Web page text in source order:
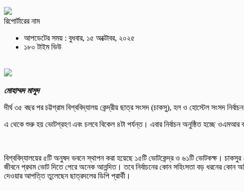
রিপোর্টারের নাম
আপডেটের সময় : বুধবার, ১৫ অক্টোবর, ২০২৫
১৮০ টাইম ভিউ
মোহাম্মদ মাসুদ
দীর্ঘ ৩৫ বছর পর চট্টগ্রাম বিশ্ববিদ্যালয় কেন্দ্রীয় ছাত্র সংসদ (চাকসু), হল ও হোস্টেল সংসদ
এ থেকে শুরু হয় ভোটগ্রহণ এবং চলবে বিকেল ৪টা পর্যন্ত। এবার নির্বাচন অনুষ্ঠিত হচ্ছে ওএমআর
বিশ্ববিদ্যালয়ের ৫টি অনুষদ ভবনে স্থাপন করা হয়েছে ১৫টি ভোটকেন্দ্র ও ৬১টি ভোটকক্ষ।
জীবনে প্রথম ভোট দিতে পেরে অনেক আনন্দিত। তবে নির্বাচনের কোন সহিংসতা বড় ধরনের কোন
দেওয়ার আপত্তি তুলেছেন ছাত্রদলের ডিপি প্রার্থী।